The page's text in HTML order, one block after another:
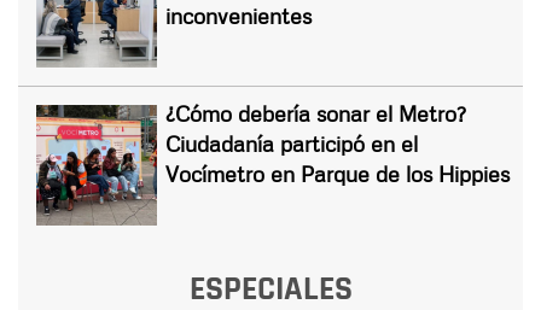
inconvenientes
¿Cómo debería sonar el Metro?
Ciudadanía participó en el
Vocímetro en Parque de los Hippies
ESPECIALES